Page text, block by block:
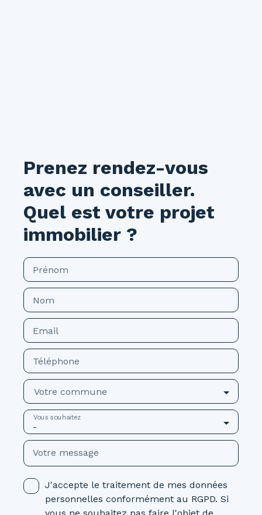
Prenez rendez-vous
avec un conseiller.
Quel est votre projet
immobilier ?
Prénom
Nom
Email
Téléphone
Votre commune
-
Vous souhaitez
Votre message
J'accepte le traitement de mes données
personnelles conformément au RGPD. Si